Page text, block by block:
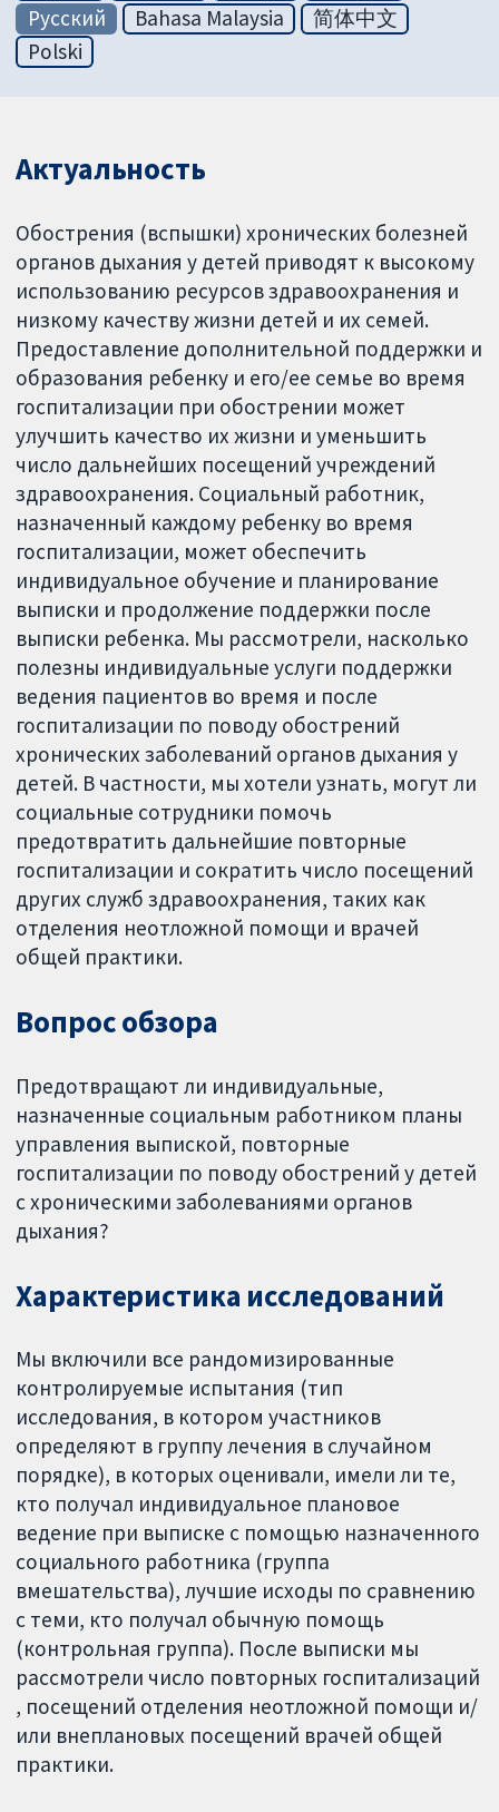
Русский
Bahasa Malaysia
简体中文
Polski
Актуальность
Обострения (вспышки) хронических болезней
органов дыхания у детей приводят к высокому
использованию ресурсов здравоохранения и
низкому качеству жизни детей и их семей.
Предоставление дополнительной поддержки и
образования ребенку и его/ее семье во время
госпитализации при обострении может
улучшить качество их жизни и уменьшить
число дальнейших посещений учреждений
здравоохранения. Социальный работник,
назначенный каждому ребенку во время
госпитализации, может обеспечить
индивидуальное обучение и планирование
выписки и продолжение поддержки после
выписки ребенка. Мы рассмотрели, насколько
полезны индивидуальные услуги поддержки
ведения пациентов во время и после
госпитализации по поводу обострений
хронических заболеваний органов дыхания у
детей. В частности, мы хотели узнать, могут ли
социальные сотрудники помочь
предотвратить дальнейшие повторные
госпитализации и сократить число посещений
других служб здравоохранения, таких как
отделения неотложной помощи и врачей
общей практики.
Вопрос обзора
Предотвращают ли индивидуальные,
назначенные социальным работником планы
управления выпиской, повторные
госпитализации по поводу обострений у детей
с хроническими заболеваниями органов
дыхания?
Характеристика исследований
Мы включили все рандомизированные
контролируемые испытания (тип
исследования, в котором участников
определяют в группу лечения в случайном
порядке), в которых оценивали, имели ли те,
кто получал индивидуальное плановое
ведение при выписке с помощью назначенного
социального работника (группа
вмешательства), лучшие исходы по сравнению
с теми, кто получал обычную помощь
(контрольная группа). После выписки мы
рассмотрели число повторных госпитализаций
, посещений отделения неотложной помощи и/
или внеплановых посещений врачей общей
практики.